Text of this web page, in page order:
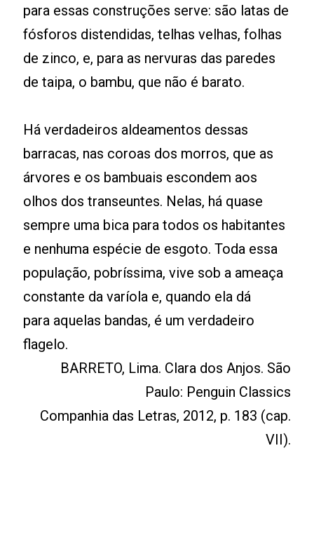
para essas construções serve: são latas de
fósforos distendidas, telhas velhas, folhas
de zinco, e, para as nervuras das paredes
de taipa, o bambu, que não é barato.
Há verdadeiros aldeamentos dessas
barracas, nas coroas dos morros, que as
árvores e os bambuais escondem aos
olhos dos transeuntes. Nelas, há quase
sempre uma bica para todos os habitantes
e nenhuma espécie de esgoto. Toda essa
população, pobríssima, vive sob a ameaça
constante da varíola e, quando ela dá
para aquelas bandas, é um verdadeiro
flagelo.
BARRETO, Lima. Clara dos Anjos. São
Paulo: Penguin Classics
Companhia das Letras, 2012, p. 183 (cap.
VII).